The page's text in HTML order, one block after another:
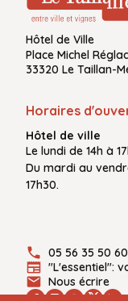
Hôtel de Ville
Place Michel
33320 Le Taillan-
Horaires
Hôtel de ville
Le lundi de 14h à
Du mardi au
17h30.
05 56 35 50 60
"L'essentiel":
Nous écrire